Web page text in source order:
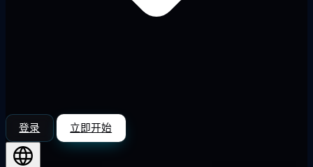
登录 立即开始